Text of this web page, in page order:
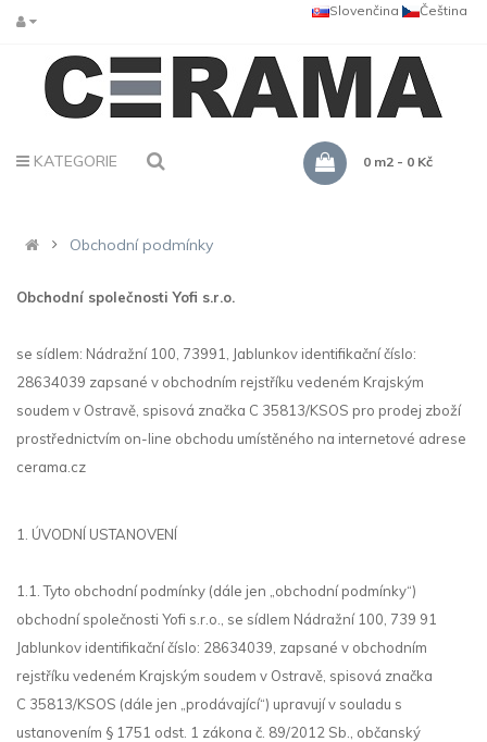
Čeština
Slovenčina
KATEGORIE 0 m2 - 0 Kč
Obchodní podmínky
Obchodní společnosti Yofi s.r.o.
se sídlem: Nádražní 100 73991, Jablunkov identifikační číslo:
28634039 zapsané v obchodním rejstříku vedeném Krajským
soudem v Ostravě, spisová značka C 35813/KSOS pro prodej zboží
prostřednictvím on-line obchodu umístěného na internetové adrese
cerama.cz
1. ÚVODNÍ USTANOVENÍ
1.1. Tyto obchodní podmínky (dále jen „obchodní podmínky“)
obchodní společnosti Yofi s.r.o., se sídlem Nádražní 100, 739 91
Jablunkov identifikační číslo: 28634039 , zapsané v obchodním
rejstříku vedeném Krajským soudem v Ostravě, spisová značka
C 35813/KSOS (dále jen „prodávající“) upravují v souladu s
ustanovením § 1751 odst. 1 zákona č. 89/2012 Sb., občanský